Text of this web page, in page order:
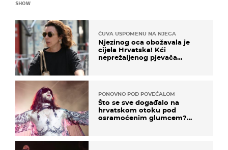
SHOW
ČUVA USPOMENU NA NJEGA
Njezinog oca obožavala je
cijela Hrvatska! Kći
neprežaljenog pjevača
PONOVNO POD POVEĆALOM
Što se sve događalo na
hrvatskom otoku pod
osramoćenim glumcem?